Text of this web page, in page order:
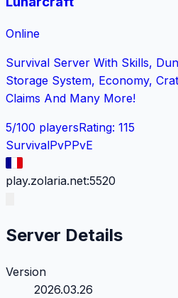
Online
Survival Server With Skills,
Storage System, Economy,
Claims And Many More!
5/100 playersRating: 115
SurvivalPvPPvE
play.zolaria.net:5520
Server Details
Version
2026.03.26